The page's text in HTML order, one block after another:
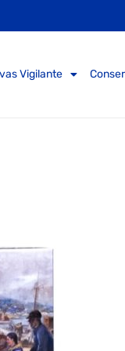
Vigilante